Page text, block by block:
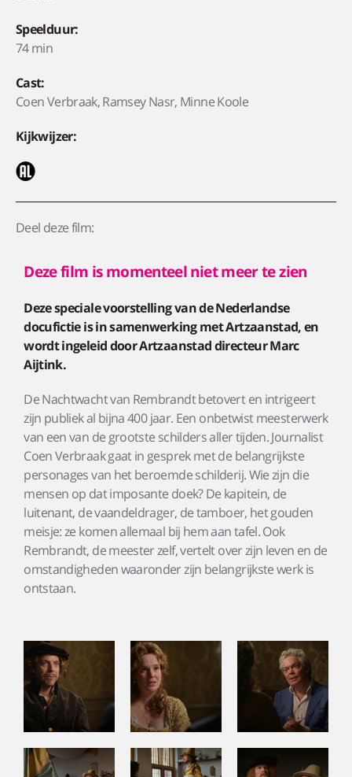
Speelduur:
74 min
Cast:
Coen Verbraak, Ramsey Nasr, Minne Koole
Kijkwijzer:
Deel deze film:
Deze film is momenteel niet meer te zien
Deze speciale voorstelling van de Nederlandse
docufictie is in samenwerking met Artzaanstad, en
wordt ingeleid door Artzaanstad directeur Marc
Aijtink.
De Nachtwacht van Rembrandt betovert en intrigeert
zijn publiek al bijna 400 jaar. Een onbetwist meesterwerk
van een van de grootste schilders aller tijden. Journalist
Coen Verbraak gaat in gesprek met de belangrijkste
personages van het beroemde schilderij. Wie zijn die
mensen op dat imposante doek? De kapitein, de
luitenant, de vaandeldrager, de tamboer, het gouden
meisje: ze komen allemaal bij hem aan tafel. Ook
Rembrandt, de meester zelf, vertelt over zijn leven en de
omstandigheden waaronder zijn belangrijkste werk is
ontstaan.